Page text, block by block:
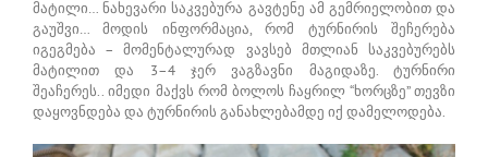
მატილი… ნახევარი საკვებურა გავტენე ამ გემრიელობით და
გაუშვი… მოდის ინფორმაცია, რომ ტურნირის შეჩერება
იგეგმება – მომენტალურად ვავსებ მთლიან საკვებურებს
მატილით და 3–4 ჯერ ვაგზავნი მაგიდაზე. ტურნირი
შეაჩერეს.. იმედი მაქვს რომ ბოლოს ჩაყრილ “ხორცზე” თევზი
დაყოვნდება და ტურნირის განახლებამდე იქ დამელოდება.